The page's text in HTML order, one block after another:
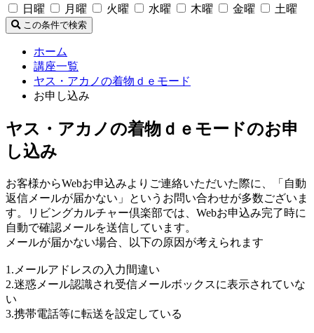
日曜
月曜 火曜 水曜 木曜 金曜 土曜
この条件で検索
ホーム
講座一覧
ヤス・アカノの着物ｄｅモード
お申し込み
ヤス・アカノの着物ｄｅモードのお申
し込み
お客様からWebお申込みよりご連絡いただいた際に、「自動
返信メールが届かない」というお問い合わせが多数ございま
す。リビングカルチャー倶楽部では、Webお申込み完了時に
自動で確認メールを送信しています。
メールが届かない場合、以下の原因が考えられます
1.メールアドレスの入力間違い
2.迷惑メール認識され受信メールボックスに表示されていな
い
3.携帯電話等に転送を設定している